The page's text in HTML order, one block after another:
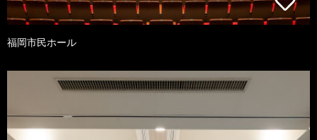
福岡市民ホール